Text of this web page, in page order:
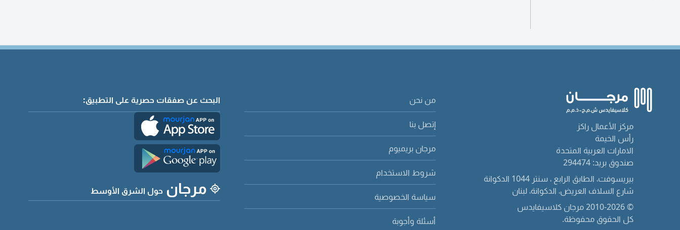
مركز الأعمال راكز
رأس الخيمة
الامارات العربية المتحدة
صندوق بريد: 294474
بيريسوفت، الطابق الرابع ، سنتر 1044 الدكوانة
شارع السلاف العريض، الدكوانة، لبنان
© 2010-2026 مرجان كلاسيفايدس
كل الحقوق محفوظة.
من نحن
إتصل بنا
مرجان بريميوم
شروط الاستخدام
سياسة الخصوصية
أسئلة وأجوبة
البحث عن صفقات حصرية على التطبيق:
مرجان حول الشرق الأوسط